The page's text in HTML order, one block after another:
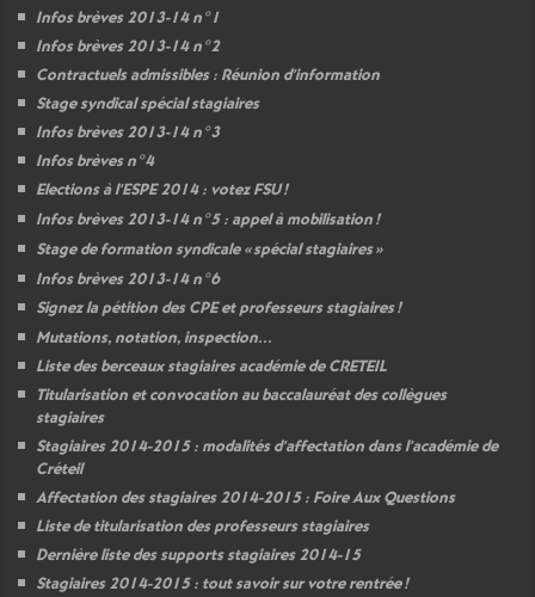
Infos brèves 2013-14 n°1
Infos brèves 2013-14 n°2
Contractuels admissibles : Réunion d’information
Stage syndical spécial stagiaires
Infos brèves 2013-14 n°3
Infos brèves n°4
Elections à l’ESPE2014 : votezFSU!
Infos brèves 2013-14 n°5 : appel à mobilisation!
Stage de formation syndicale «spécial stagiaires»
Infos brèves 2013-14 n°6
Signez la pétition desCPEet professeurs stagiaires!
Mutations, notation, inspection...
Liste des berceaux stagiaires académie deCRETEIL
Titularisation et convocation au baccalauréat des collègues
stagiaires
Stagiaires 2014-2015 : modalités d’affectation dans l’académie de
Créteil
Affectation des stagiaires 2014-2015 : Foire Aux Questions
Liste de titularisation des professeurs stagiaires
Dernière liste des supports stagiaires 2014-15
Stagiaires 2014-2015 : tout savoir sur votre rentrée!